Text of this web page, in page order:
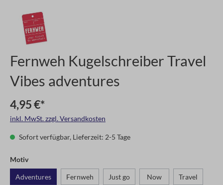
Fernweh Kugelschreiber Travel
Vibes adventures
4,95 €*
inkl. MwSt. zzgl. Versandkosten
Sofort verfügbar, Lieferzeit: 2-5 Tage
Motiv
Adventures Fernweh Just go Now Travel